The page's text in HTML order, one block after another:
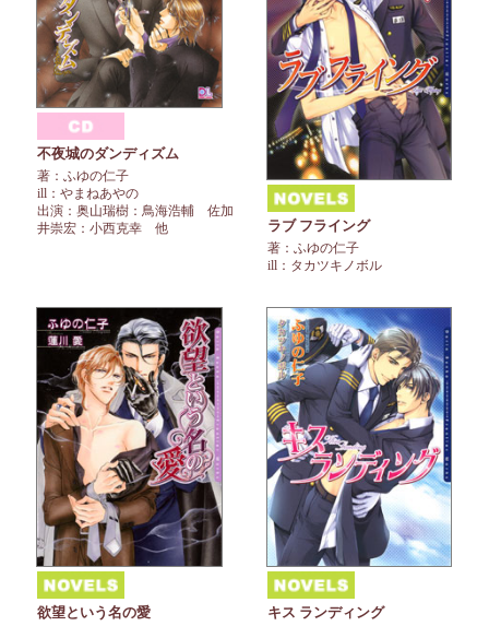
不夜城のダンディズム
著：ふゆの仁子
ill：やまねあやの
出演：奥山瑞樹：鳥海浩輔 佐加
井崇宏：小西克幸 他
ラブ フライング
著：ふゆの仁子
ill：タカツキノボル
欲望という名の愛 キス ランディング